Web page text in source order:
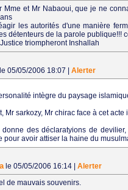
Mme et Mr Nabaoui, que je ne
les autorités d'une manière
détenteurs de la parole publique!!!
triompheront Inshallah
le 05/05/2006 18:07 Alerter
intègre du paysage
Mr sarkozy, Mr chirac face à cet
des déclaratyions de
pour avoir attiser la haine du
le 05/05/2006 16:14 | Alerter
de mauvais souvenirs.